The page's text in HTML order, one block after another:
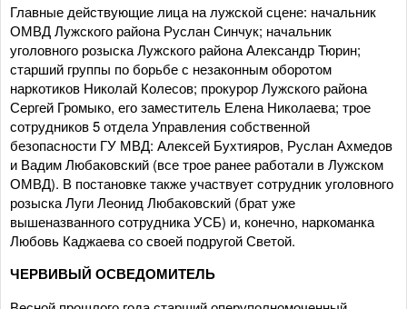
Главные действующие лица на лужской сцене: начальник
ОМВД Лужского района Руслан Синчук; начальник
уголовного розыска Лужского района Александр Тюрин;
старший группы по борьбе с незаконным оборотом
наркотиков Николай Колесов; прокурор Лужского района
Сергей Громыко, его заместитель Елена Николаева; трое
сотрудников 5 отдела Управления собственной
безопасности ГУ МВД: Алексей Бухтияров, Руслан Ахмедов
и Вадим Любаковский (все трое ранее работали в Лужском
ОМВД). В постановке также участвует сотрудник уголовного
розыска Луги Леонид Любаковский (брат уже
вышеназванного сотрудника УСБ) и, конечно, наркоманка
Любовь Каджаева со своей подругой Светой.
ЧЕРВИВЫЙ ОСВЕДОМИТЕЛЬ